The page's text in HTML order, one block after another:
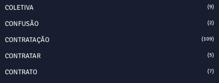
COLETIVA (9)
CONFUSÃO (2)
CONTRATAÇÃO (109)
CONTRATAR (5)
CONTRATO (7)